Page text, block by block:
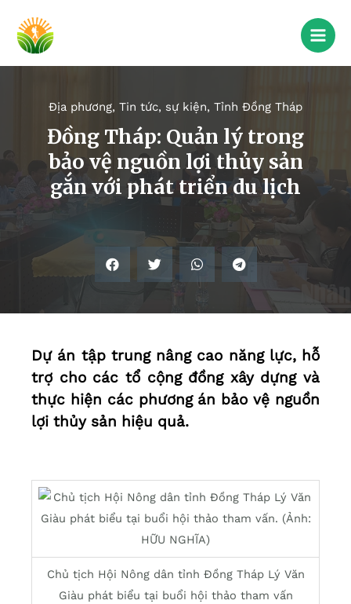
Địa phương, Tin tức, sự kiện, Tỉnh Đồng Tháp
Đồng Tháp: Quản lý trong
bảo vệ nguồn lợi thủy sản
gắn với phát triển du lịch
Dự án tập trung nâng cao năng lực, hỗ
trợ cho các tổ cộng đồng xây dựng và
thực hiện các phương án bảo vệ nguồn
lợi thủy sản hiệu quả.
Chủ tịch Hội Nông dân tỉnh Đồng Tháp Lý Văn
Giàu phát biểu tại buổi hội thảo tham vấn